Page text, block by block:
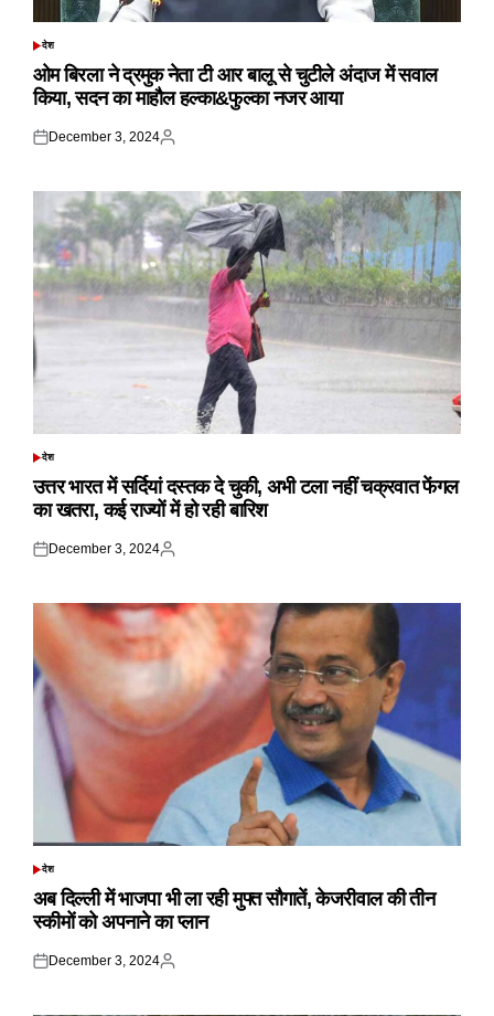
POSTED
देश
ओम बिरला ने द्रमुक नेता टी आर बालू से चुटीले अंदाज में सवाल
किया, सदन का माहौल हल्का&फुल्का नजर आया
Posted
December 3, 2024
Posted
POSTED
देश
उत्तर भारत में सर्दियां दस्तक दे चुकी, अभी टला नहीं चक्रवात फेंगल
का खतरा, कई राज्यों में हो रही बारिश
Posted
December 3, 2024
Posted
POSTED
देश
अब दिल्ली में भाजपा भी ला रही मुफ्त सौगातें, केजरीवाल की तीन
स्कीमों को अपनाने का प्लान
Posted
December 3, 2024
Posted